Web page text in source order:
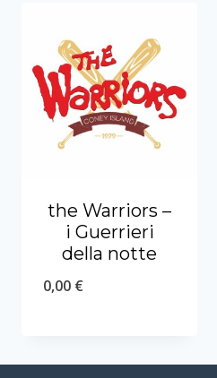
the Warriors –
i Guerrieri
della notte
0,00 €